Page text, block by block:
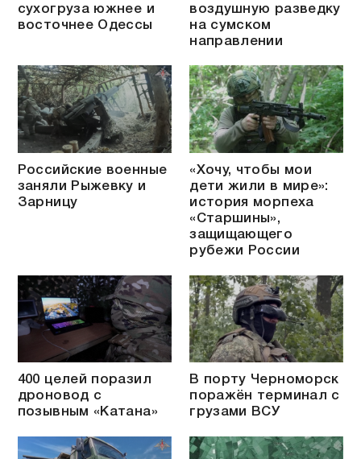
сухогруза южнее и
восточнее Одессы
воздушную разведку
на сумском
направлении
Российские военные
заняли Рыжевку и
Зарницу
«Хочу, чтобы мои
дети жили в мире»:
история морпеха
«Старшины»,
защищающего
рубежи России
400 целей поразил
дроновод с
позывным «Катана»
В порту Черноморск
поражён терминал с
грузами ВСУ